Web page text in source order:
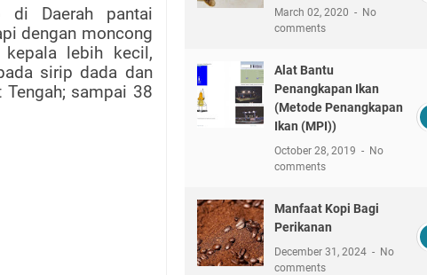
di Daerah pantai
dengan moncong
lebih kecil,
sirip dada dan
sampai 38
March 02, 2020
No
comments
Alat Bantu
Penangkapan Ikan
(Metode Penangkapan
Ikan (MPI))
October 28, 2019
No
comments
Manfaat Kopi Bagi
Perikanan
December 31, 2024
No
comments